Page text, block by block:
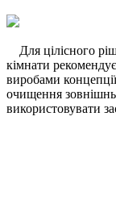
Для цілісного
кімнати
виробами
очищення
використовувати